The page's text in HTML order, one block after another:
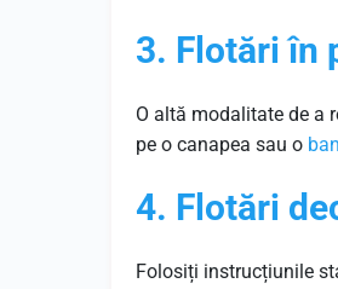
3. Flotări în
O altă modalitate de a
pe o canapea sau o
4. Flotări
Folosiți instrucțiunile